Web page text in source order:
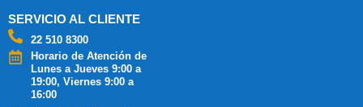
SERVICIO AL CLIENTE
22 510 8300
Horario de Atención de
Lunes a Jueves 9:00 a
19:00, Viernes 9:00 a
16:00